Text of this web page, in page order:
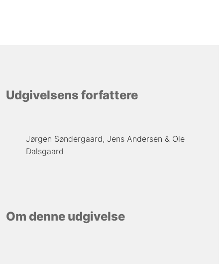
Udgivelsens forfattere
Jørgen Søndergaard Jens Andersen
Ole
Dalsgaard
Om denne udgivelse